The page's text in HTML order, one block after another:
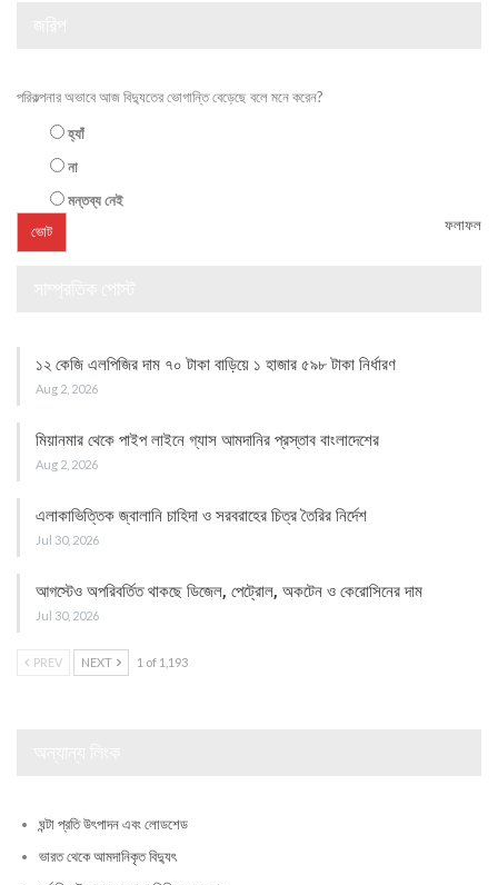
পরিকল্পনার অভাবে আজ বিদ্যুতের ভোগান্তি বেড়েছে বলে মনে করেন?
হ্যাঁ
না
মন্তব্য নেই
ফলাফল
১২ কেজি এলপিজির দাম ৭০ টাকা বাড়িয়ে ১ হাজার ৫৯৮ টাকা নির্ধারণ
Aug 2, 2026
মিয়ানমার থেকে পাইপ লাইনে গ্যাস আমদানির প্রস্তাব বাংলাদেশের
Aug 2, 2026
এলাকাভিত্তিক জ্বালানি চাহিদা ও সরবরাহের চিত্র তৈরির নির্দেশ
Jul 30, 2026
আগস্টেও অপরিবর্তিত থাকছে ডিজেল, পেট্রোল, অকটেন ও কেরোসিনের দাম
Jul 30, 2026
PREV NEXT 1 of 1,193
ঘন্টা প্রতি উৎপাদন এবং লোডশেড
ভারত থেকে আমদানিকৃত বিদ্যুৎ